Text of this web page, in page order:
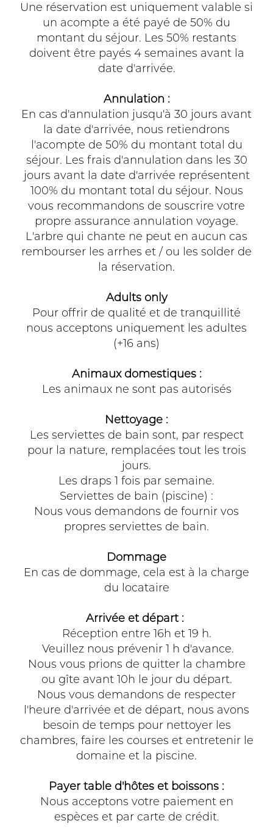
Une réservation est uniquement valable si
un acompte a été payé de 50% du
montant du séjour. Les 50% restants
doivent être payés 4 semaines avant la
date d'arrivée.
Annulation :
En cas d'annulation jusqu'à 30 jours avant
la date d'arrivée, nous retiendrons
l'acompte de 50% du montant total du
séjour. Les frais d'annulation dans les 30
jours avant la date d'arrivée représentent
100% du montant total du séjour. Nous
vous recommandons de souscrire votre
propre assurance annulation voyage.
L'arbre qui chante ne peut en aucun cas
rembourser les arrhes et / ou les solder de
la réservation.
Adults only
Pour offrir de qualité et de tranquillité
nous acceptons uniquement les adultes
(+16 ans)
Animaux domestiques :
Les animaux ne sont pas autorisés
Nettoyage :
Les serviettes de bain sont, par respect
pour la nature, remplacées tout les trois
jours.
Les draps 1 fois par semaine.
Serviettes de bain (piscine) :
Nous vous demandons de fournir vos
propres serviettes de bain.
Dommage
En cas de dommage, cela est à la charge
du locataire
Arrivée et départ :
Réception entre 16h et 19 h.
Veuillez nous prévenir 1 h d'avance.
Nous vous prions de quitter la chambre
ou gîte avant 10h le jour du départ.
Nous vous demandons de respecter
l'heure d'arrivée et de départ, nous avons
besoin de temps pour nettoyer les
chambres, faire les courses et entretenir le
domaine et la piscine.
Payer table d'hôtes et boissons :
Nous acceptons votre paiement en
espèces et par carte de crédit.